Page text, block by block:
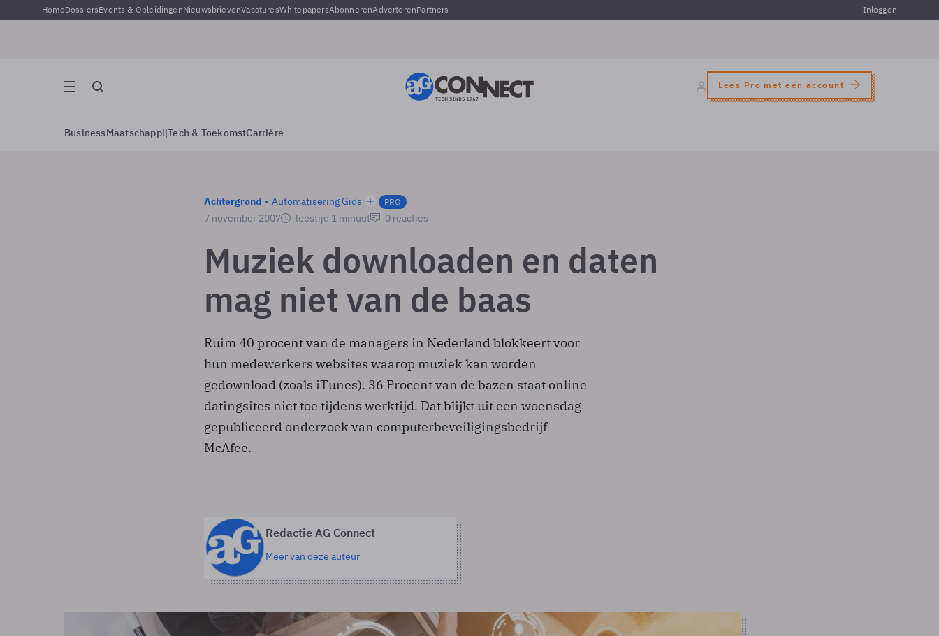
HomeDossiersEvents & OpleidingenNieuwsbrievenVacaturesWhitepapersAbonnerenAdverterenPartners Inloggen
Lees Pro met een account
BusinessMaatschappijTech & ToekomstCarrière
Achtergrond Automatisering Gids PRO
7 november 2007 leestijd 1 minuut 0 reacties
Muziek downloaden en daten
mag niet van de baas
Ruim 40 procent van de managers in Nederland blokkeert voor
hun medewerkers websites waarop muziek kan worden
gedownload (zoals iTunes). 36 Procent van de bazen staat online
datingsites niet toe tijdens werktijd. Dat blijkt uit een woensdag
gepubliceerd onderzoek van computerbeveiligingsbedrijf
McAfee.
Redactie AG Connect
Meer van deze auteur